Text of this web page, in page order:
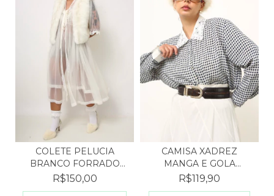
COLETE PELUCIA
BRANCO FORRADO
VINTAGE
R$150,00
CAMISA XADREZ
MANGA E GOLA
BORDADA
R$119,90